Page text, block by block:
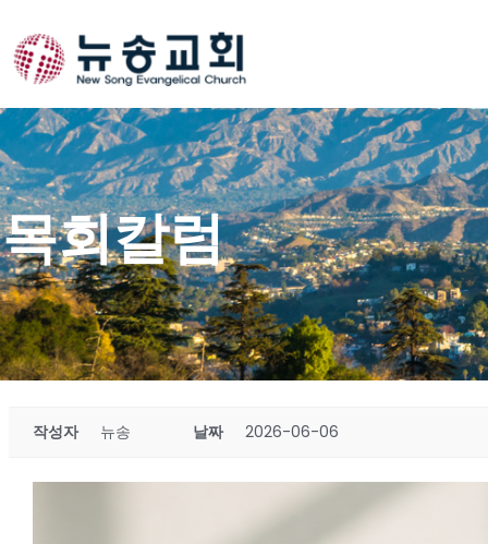
to
content
목회칼럼
작성자 뉴송 날짜 2026-06-06